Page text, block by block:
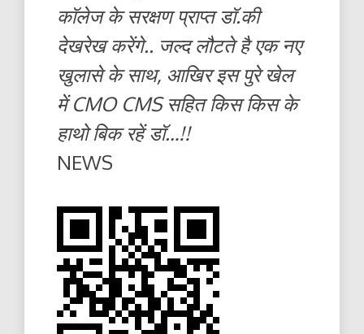
कॉलेज के सरक्षण प्राप्त डॉ.की
देखरेख करेंगे.. जल्द लौटते है एक नए
खुलासे के साथ, आखिर इस पुरे खेल
में CMO CMS सहित किस किस के
हाथो बिक रहें डॉ…!!
NEWS